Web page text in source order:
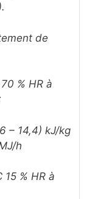
de
% HR à
– 14,4) kJ/kg
h
% HR à